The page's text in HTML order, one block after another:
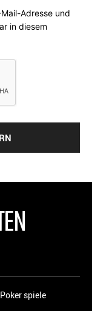
Adresse und
in diesem
spiele